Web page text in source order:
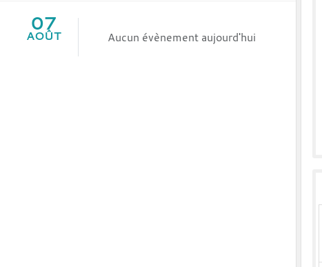
07
AOÛT Aucun évènement aujourd'hui